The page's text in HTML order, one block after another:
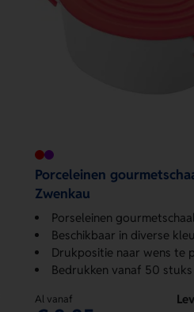
Porceleinen
Zwenkau
Porseleinen gourmetschaaltjes met
Beschikbaar in diverse
Drukpositie naar wens te
Bedrukken vanaf 50 stuks
Al vanaf